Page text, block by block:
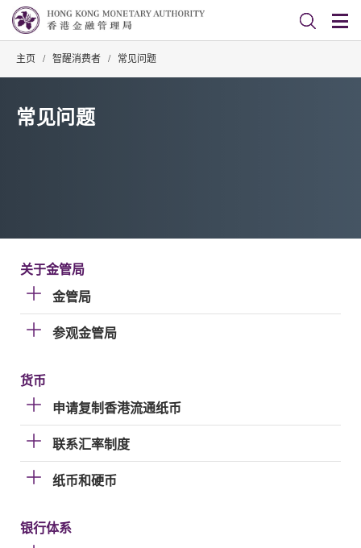
主页 / 智醒消费者 / 常见问题
常见问题
关于金管局
金管局
参观金管局
货币
申请复制香港流通纸币
联系汇率制度
纸币和硬币
银行体系